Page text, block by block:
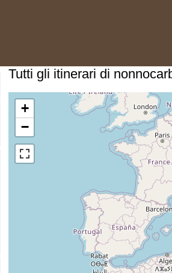
Tutti gli itinerari di
+
−